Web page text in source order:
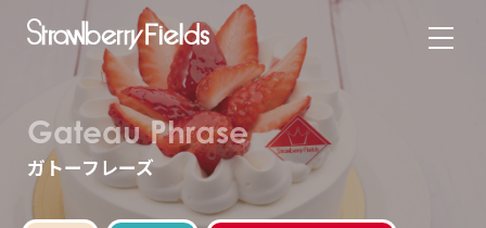
Gateau Phrase
ガトーフレーズ